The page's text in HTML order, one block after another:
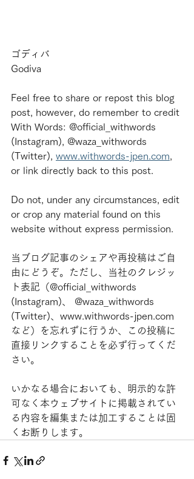
ゴディバ
Godiva
Feel free to share or repost this blog
post, however, do remember to credit
With Words: @official_withwords
(Instagram), @waza_withwords
(Twitter), www.withwords-jpen.com
or link directly back to this post.
Do not, under any circumstances, edit
or crop any material found on this
website without express permission.
当ブログ記事のシェアや再投稿はご自
由にどうぞ。ただし、当社のクレジッ
ト表記（@official_withwords
(Instagram)、 @waza_withwords
(Twitter)、www.withwords-jpen.com
など）を忘れずに行うか、この投稿に
直接リンクすることを必ず行ってくだ
さい。
いかなる場合においても、明示的な許
可なく本ウェブサイトに掲載されてい
る内容を編集または加工することは固
くお断りします。